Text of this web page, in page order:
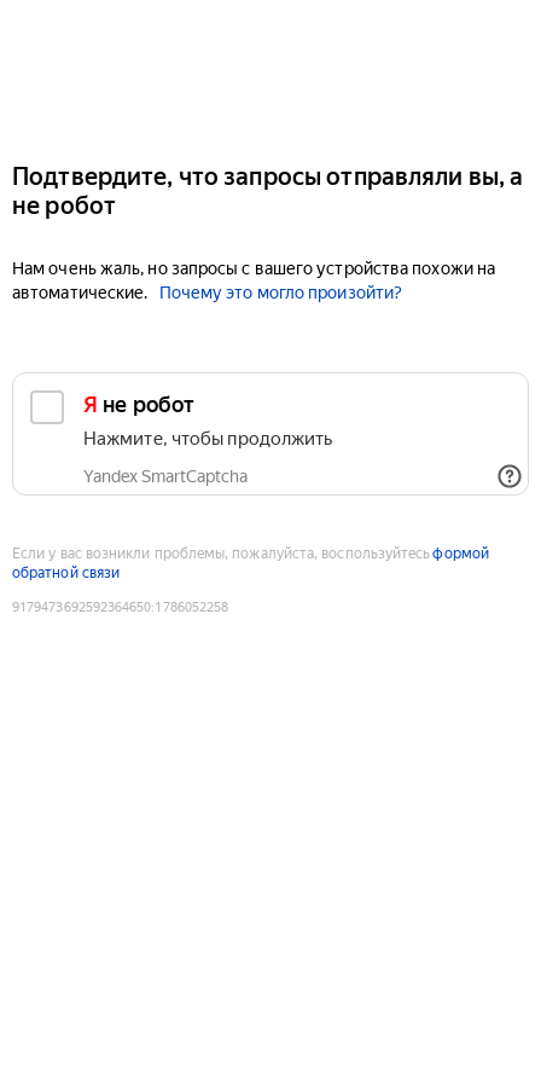
Подтвердите, что запросы отправляли вы, а
не робот
Нам очень жаль, но запросы с вашего устройства похожи на
автоматические.
Почему это могло произойти?
Я не робот
Нажмите, чтобы продолжить
Yandex SmartCaptcha
Если у вас возникли проблемы, пожалуйста, воспользуйтесьформой
обратной связи
9179473692592364650:1786052258